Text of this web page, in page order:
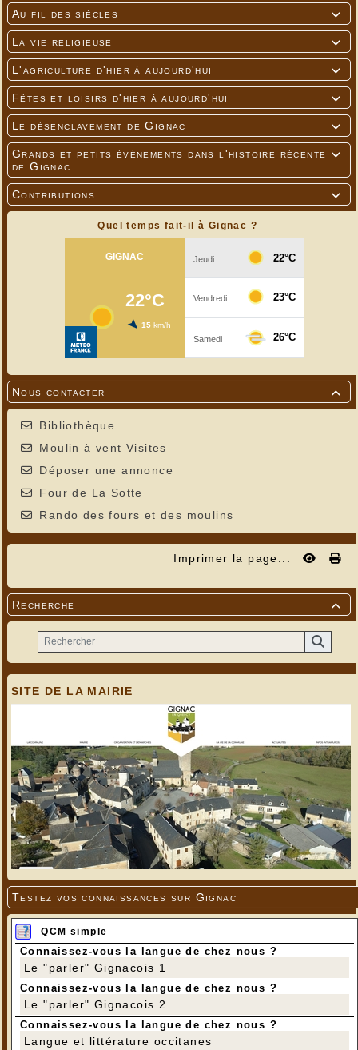

Au fil des siècles

La vie religieuse

L'agriculture d'hier à aujourd'hui

Fêtes et loisirs d'hier à aujourd'hui

Le désenclavement de Gignac

Grands et petits événements dans l'histoire récente
de Gignac

Contributions
Quel temps fait-il à Gignac ?

Nous contacter
Bibliothèque
Moulin à vent Visites
Déposer une annonce
Four de La Sotte
Rando des fours et des moulins
Imprimer la page...

Recherche
SITE DE LA MAIRIE
Testez vos connaissances sur Gignac
QCM simple
Connaissez-vous la langue de chez nous ?
Le "parler" Gignacois 1
Connaissez-vous la langue de chez nous ?
Le "parler" Gignacois 2
Connaissez-vous la langue de chez nous ?
Langue et littérature occitanes